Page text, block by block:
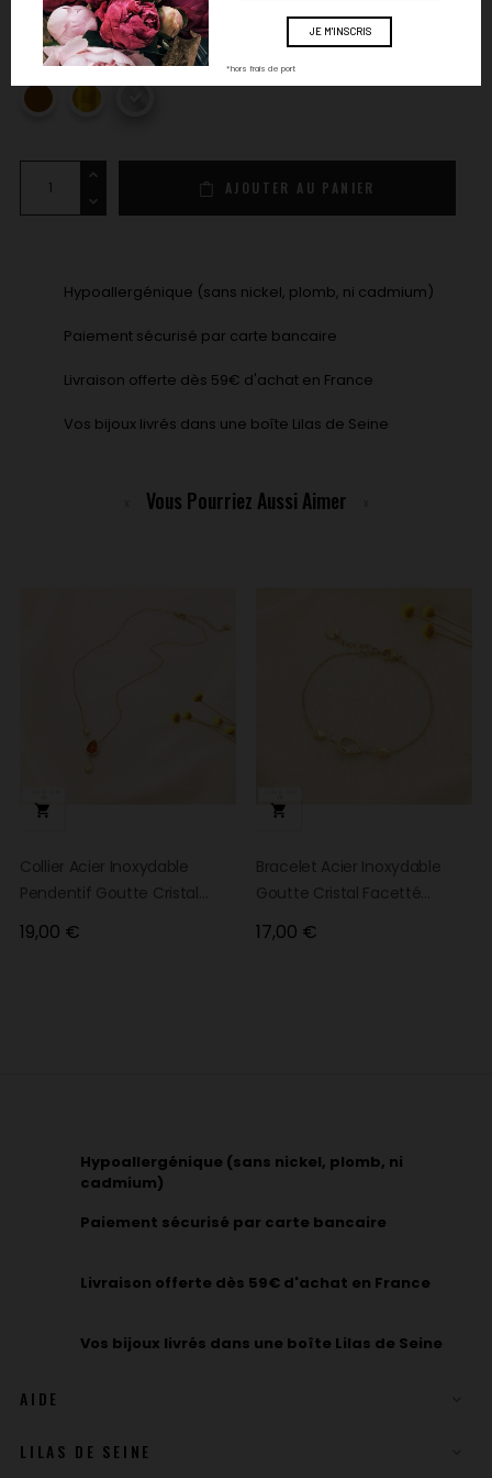
COULEUR : ARGENTÉ
marrondoré argenté
AJOUTER AU PANIER
Hypoallergénique (sans nickel, plomb, ni cadmium)
Paiement sécurisé par carte bancaire
Livraison offerte dès 59€ d'achat en France
Vos bijoux livrés dans une boîte Lilas de Seine
Vous Pourriez Aussi Aimer

Collier Acier Inoxydable
Pendentif Goutte Cristal
Facetté SHANNA
Prix
19,00 €

Bracelet Acier Inoxydable
Goutte Cristal Facetté
SHANNA
Prix
17,00 €
Hypoallergénique (sans nickel, plomb, ni
cadmium)
Paiement sécurisé par carte bancaire
Livraison offerte dès 59€ d'achat en France
Vos bijoux livrés dans une boîte Lilas de Seine
AIDE
LILAS DE SEINE
*hors frais de port